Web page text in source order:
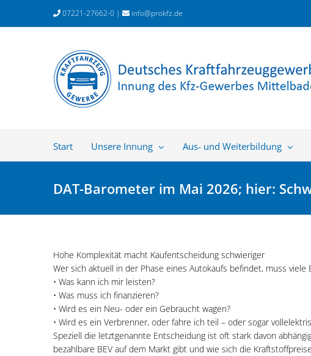
07221-27662-0 | info@prokfz.de
Start Unsere Innung Aus- und Weiterbildung
DAT-Barometer im Mai 2026; hier:
Hohe Komplexität macht Kaufentscheidung schwieriger
Wer sich aktuell in der Phase eines Autokaufs befindet, muss viele
• Was kann ich mir leisten?
• Was muss ich finanzieren?
• Wird es ein Neu- oder ein Gebraucht wagen?
• Wird es ein Verbrenner, oder fahre ich teil – oder sogar
Speziell die letztgenannte Entscheidung ist oft stark davon
bezahlbare BEV auf dem Markt gibt und wie sich die